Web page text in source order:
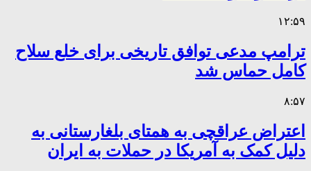
۱۲:۵۹
ترامپ مدعی توافق تاریخی برای خلع سلاح
کامل حماس شد
۸:۵۷
اعتراض عراقچی به همتای بلغارستانی به
دلیل کمک به آمریکا در حملات به ایران